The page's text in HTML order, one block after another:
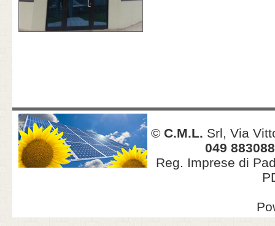
© C.M.L. Srl, Via
049
Reg. Imprese di